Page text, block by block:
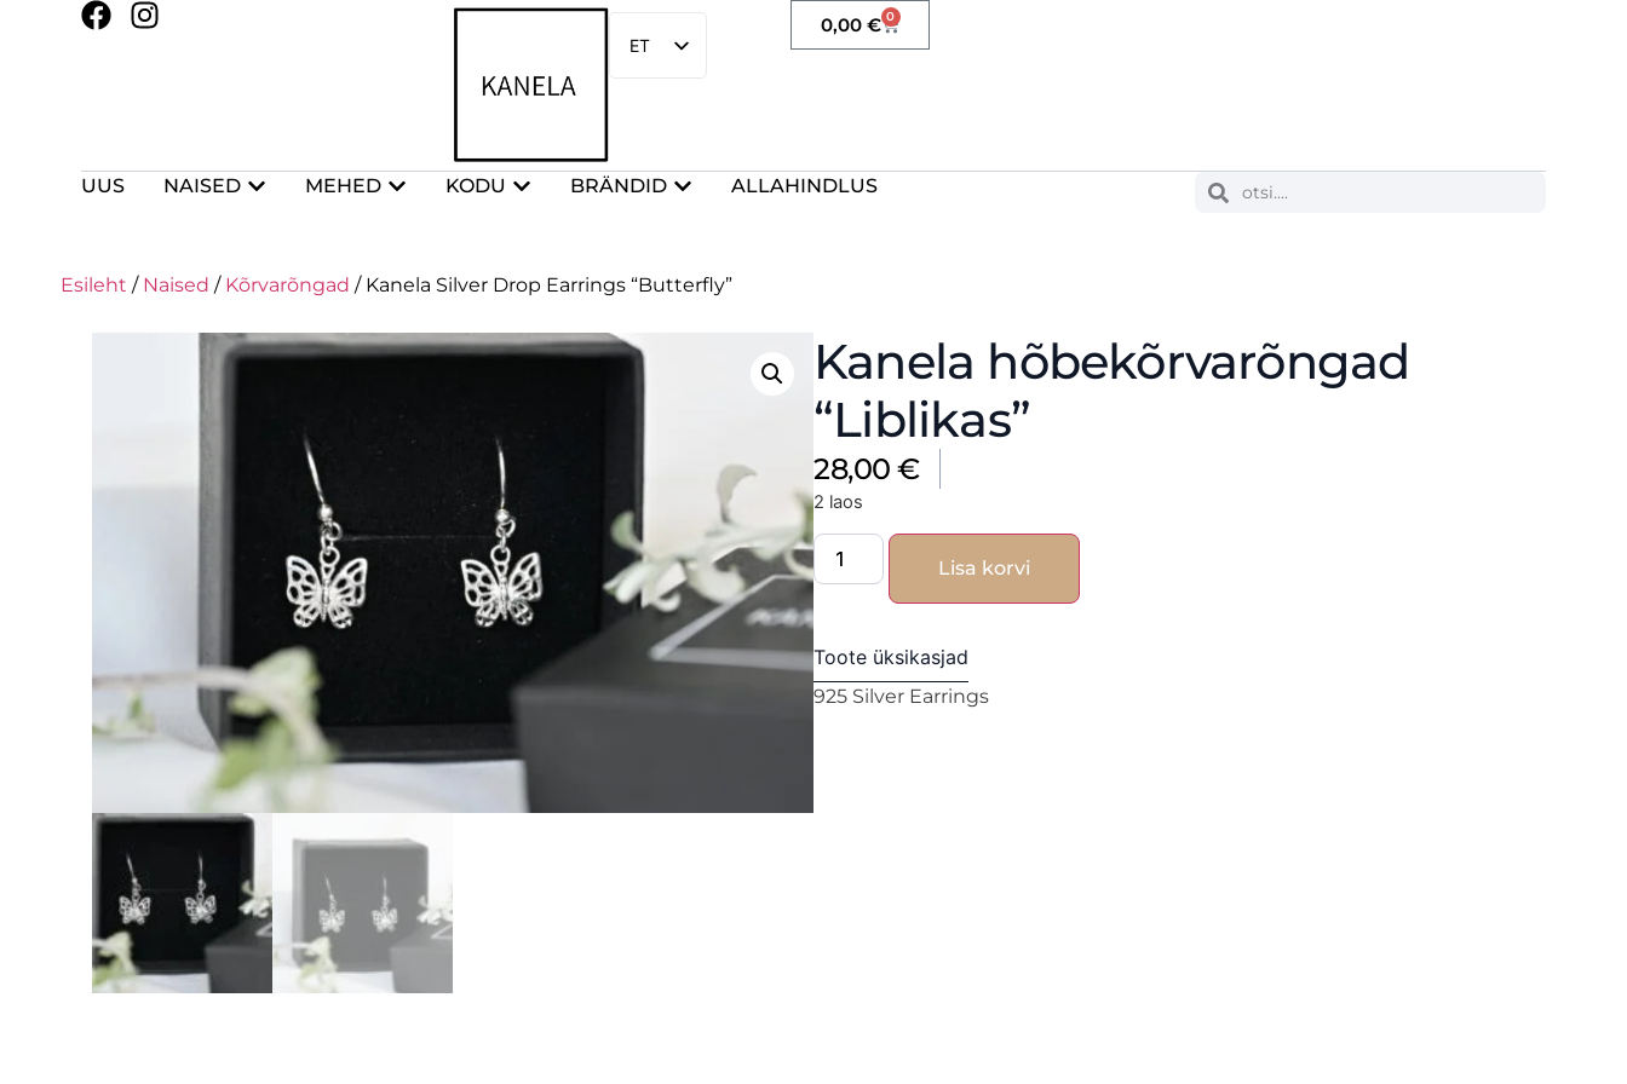
ET
EN
0,00 € 0
UUS NAISED MEHED KODU BRÄNDID ALLAHINDLUS
Esileht / Naised / Kõrvarõngad / Kanela Silver Drop Earrings “Butterfly”
Kanela hõbekõrvarõngad
“Liblikas”
28,00€
2 laos
Lisa korvi
Toote üksikasjad
925 Silver Earrings